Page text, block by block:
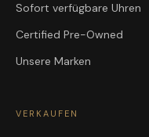
Sofort verfügbare Uhren
Certified Pre-Owned
Unsere Marken
VERKAUFEN